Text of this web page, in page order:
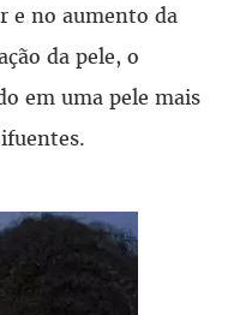
e no aumento da
da pele, o
em uma pele mais